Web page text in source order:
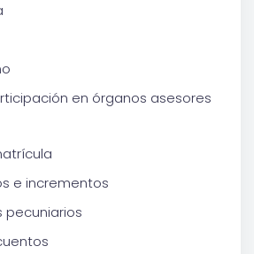
en órganos asesores
e incrementos
pecuniarios